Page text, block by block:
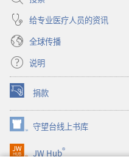
给专业医疗人员的资讯
全球传播
说明
捐款
（打
开
新
窗
口）
守望台线上书库
（打
开
新
JW Hub®
（打